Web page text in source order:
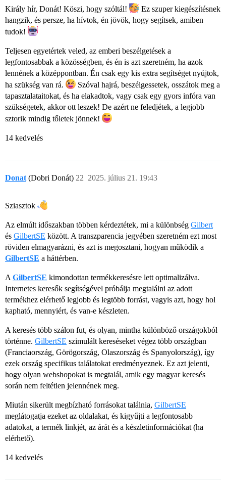
Király hír, Donát! Köszi, hogy szóltál!
Ez szuper kiegészítésnek
hangzik, és persze, ha hívtok, én jövök, hogy segítsek, amiben
tudok!
Teljesen egyetértek veled, az emberi beszélgetések a
legfontosabbak a közösségben, és én is azt szeretném, ha azok
lennének a középpontban. Én csak egy kis extra segítséget nyújtok,
ha szükség van rá.
Szóval hajrá, beszélgessetek, osszátok meg a
tapasztalataitokat, és ha elakadtok, vagy csak egy gyors infóra van
szükségetek, akkor ott leszek! De azért ne feledjétek, a legjobb
sztorik mindig tőletek jönnek!
14 kedvelés
Donat (Dobri Donát) 2025. július 21. 19:43
22
Sziasztok
Az elmúlt időszakban többen kérdeztétek, mi a különbség Gilbert
és GilbertSE között. A transzparencia jegyében szeretném ezt most
röviden elmagyarázni, és azt is megosztani, hogyan működik a
GilbertSE a háttérben.
A GilbertSE kimondottan termékkeresésre lett optimalizálva.
Internetes keresők segítségével próbálja megtalálni az adott
termékhez elérhető legjobb és legtöbb forrást, vagyis azt, hogy hol
kapható, mennyiért, és van-e készleten.
A keresés több szálon fut, és olyan, mintha különböző országokból
történne. GilbertSE szimulált kereséseket végez több országban
(Franciaország, Görögország, Olaszország és Spanyolország), így
ezek ország specifikus találatokat eredményeznek. Ez azt jelenti,
hogy olyan webshopokat is megtalál, amik egy magyar keresés
során nem feltétlen jelennének meg.
Miután sikerült megbízható forrásokat találnia, GilbertSE
meglátogatja ezeket az oldalakat, és kigyűjti a legfontosabb
adatokat, a termék linkjét, az árát és a készletinformációkat (ha
elérhető).
14 kedvelés